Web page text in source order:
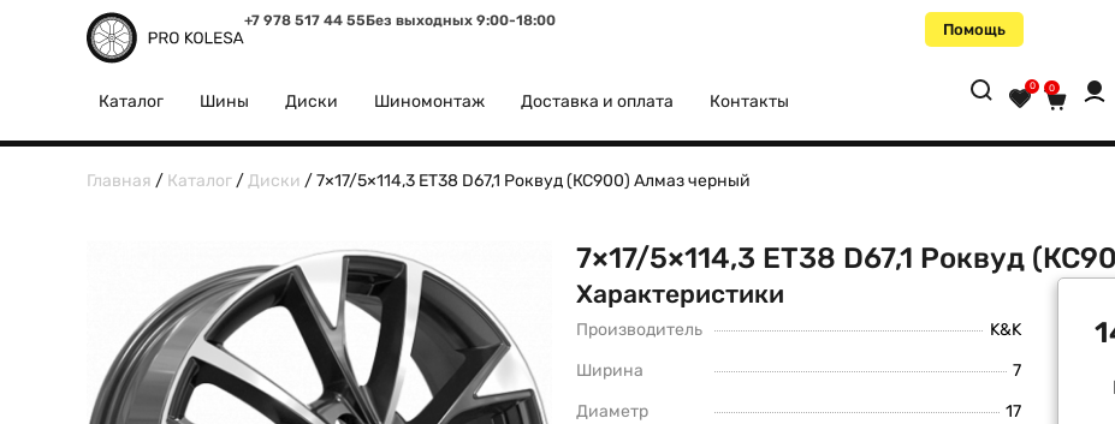
+7 978 517 44 55Без выходных 9:00-18:00 Помощь
Каталог Шины Диски Шиномонтаж Доставка и оплата Контакты
0 0
Главная / Каталог /Диски / 7×17/5×114,3 ET38 D67,1 Роквуд (КС900) Алмаз черный
7×17/5×114,3 ET38 D67,1 Роквуд
Характеристики
Производитель
K&K
Ширина
7
Диаметр
17